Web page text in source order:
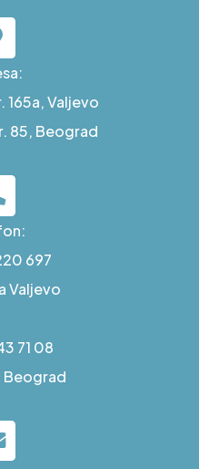
165a, Valjevo
85, Beograd
697
Valjevo
71 08
Beograd